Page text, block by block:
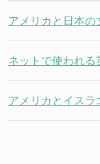
アメリカと日本の
ネットで使われる
アメリカとイスラ